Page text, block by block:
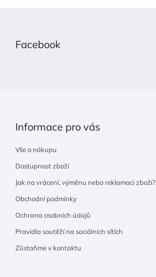
Facebook
Informace pro vás
Vše o nákupu
Dostupnost zboží
Jak na vrácení, výměnu nebo reklamaci zboží?
Obchodní podmínky
Ochrana osobních údajů
Pravidla soutěží na sociálních sítích
Zůstaňme v kontaktu